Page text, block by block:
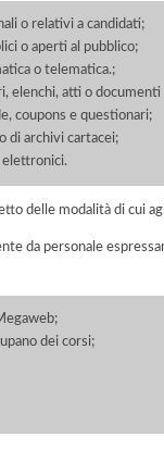
o relativi a candidati;
o aperti al pubblico;
o telematica.;
elenchi, atti o documenti
coupons e questionari;
di archivi cartacei;
elettronici.
delle modalità di cui
da personale
dei corsi;